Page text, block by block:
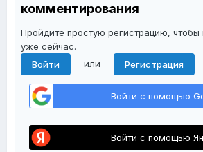
комментирования
Пройдите простую регистрацию, чтобы
уже сейчас.
Войти
или Регистрация
Войти с помощью
Войти с помощью